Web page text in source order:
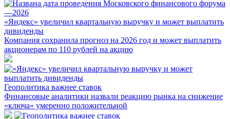
«Яндекс» увеличил квартальную выручку и может выплатить
дивиденды
Компания сохранила прогноз на 2026 год и может выплатить
акционерам по 110 рублей на акцию
Геополитика важнее ставок
Финансовые аналитики назвали реакцию рынка на снижение
«ключа» умеренно положительной